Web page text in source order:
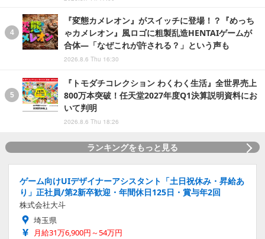
『変態カメレオン』がスイッチに登場！？『めっち
ゃカメレオン』風ロゴに粗製乱造HENTAIゲームが
合体―「なぜこれが許される？」という声も
2026.8.6 Thu 16:30
『トモダチコレクション わくわく生活』全世界売上
800万本突破！任天堂2027年度Q1決算説明資料にお
いて判明
2026.8.6 Thu 18:26
ランキングをもっと見る
ゲーム向けUIデザイナーアシスタント「土日祝休み・昇給あ
り」正社員/第2新卒歓迎・年間休日125日・賞与年2回
株式会社大斗
埼玉県
月給31万6,900円～54万円